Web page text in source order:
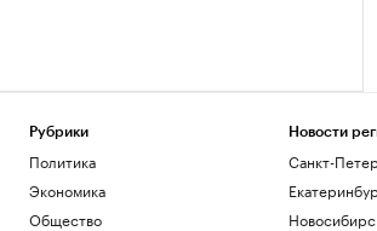
Рубрики
Политика
Экономика
Общество
Новости
Санкт-